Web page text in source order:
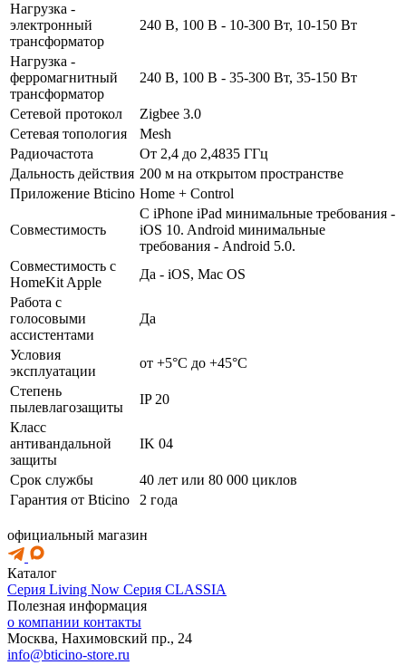
Нагрузка -
электронный
трансформатор
240 В, 100 В - 10-300 Вт, 10-150 Вт
Нагрузка -
ферромагнитный
трансформатор
240 В, 100 В - 35-300 Вт, 35-150 Вт
Сетевой протокол
Zigbee 3.0
Сетевая топология
Mesh
Радиочастота
От 2,4 до 2,4835 ГГц
Дальность действия 200 м на открытом пространстве
Приложение Bticino Home + Control
Совместимость
С iPhone iPad минимальные требования -
iOS 10. Android минимальные
требования - Android 5.0.
Совместимость с
HomeKit Apple
Да - iOS, Mac OS
Работа с
голосовыми
ассистентами
Да
Условия
эксплуатации
от +5°C до +45°C
Степень
пылевлагозащиты
IP 20
Класс
антивандальной
защиты
IK 04
Срок службы
40 лет или 80 000 циклов
Гарантия от Bticino
2 года
официальный магазин
Каталог
Серия Living Now Серия CLASSIA
Полезная информация
о компании контакты
Москва, Нахимовский пр., 24
info@bticino-store.ru